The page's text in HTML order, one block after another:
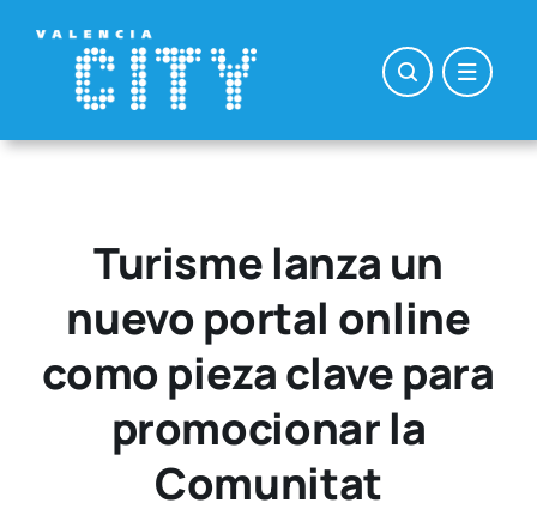
contenido
Turisme lanza un
nuevo portal online
como pieza clave para
promocionar la
Comunitat